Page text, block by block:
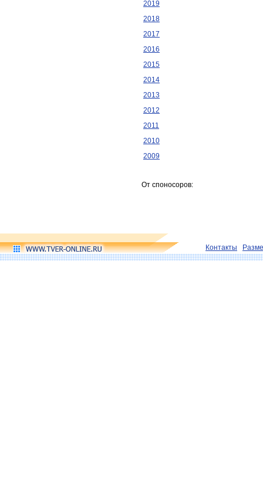
2019
2018
2017
2016
2015
2014
2013
2012
2011
2010
2009
От споносоров:
Контакты